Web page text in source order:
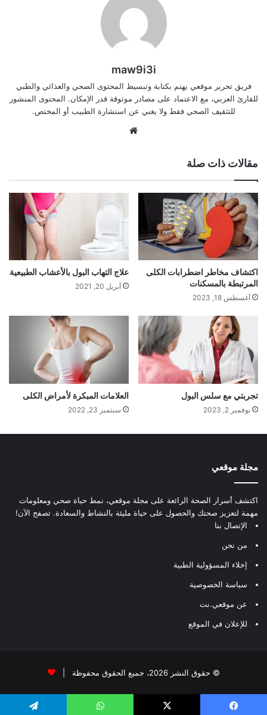
maw9i3i
فريق تحرير موقعي يهتم بكتابة وتبسيط المحتوى الصحي والغذائي والطبي
للقارئ العربي، مع الاعتماد على مصادر موثوقة قدر الإمكان. المحتوى المنشور
للتثقيف الصحي فقط ولا يغني عن استشارة الطبيب أو المختص.
مقالات ذات صلة
اكتشاف مخاطر اضطرابات الكلى
المرتبطة بالمسكنات
أغسطس 18, 2023
علاج التهاب البول بالأعشاب الطبيعية
أبريل 20, 2021
تجربتي مع سلس البول
نوفمبر 2, 2023
العلامات المبكرة لأمراض الكلى
سبتمبر 23, 2022
مجلة موقعي
اكتشف أسرار الصحة الرائعة على مجلة موقعي، نمط حياة صحي ومعلومات
مهمة لتعزيز صحتك والحصول على حياة مليئة بالنشاط والسعادة. تصفح الآن!
الإتصال بنا
من نحن
إخلاء المسؤولية الطبية
سياسة الخصوصية
عن موقعي.نت
للإعلان في الموقع
© حقوق النشر 2026، جميع الحقوق محفوظة |